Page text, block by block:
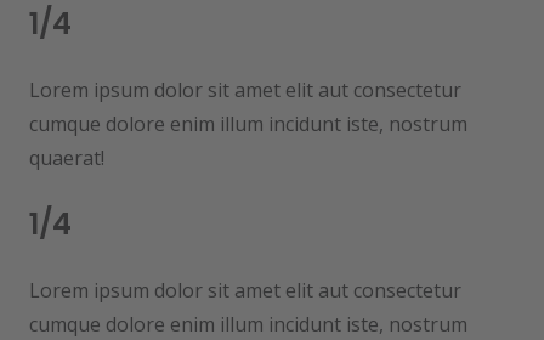
1/4
Lorem ipsum dolor sit amet elit aut consectetur
cumque dolore enim illum incidunt iste, nostrum
quaerat!
1/4
Lorem ipsum dolor sit amet elit aut consectetur
cumque dolore enim illum incidunt iste, nostrum